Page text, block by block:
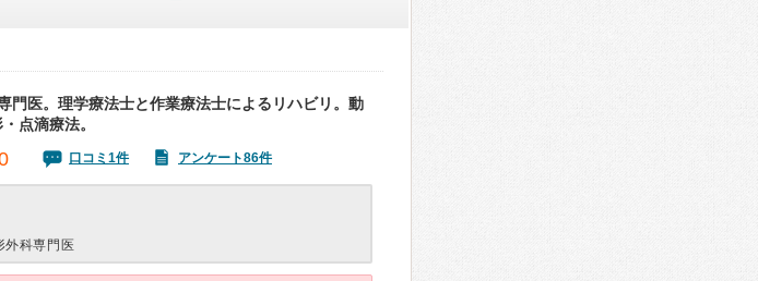
門医。理学療法士と作業療法士によるリハビリ。動
点滴療法。
口コミ1件 アンケート86件
外科専門医